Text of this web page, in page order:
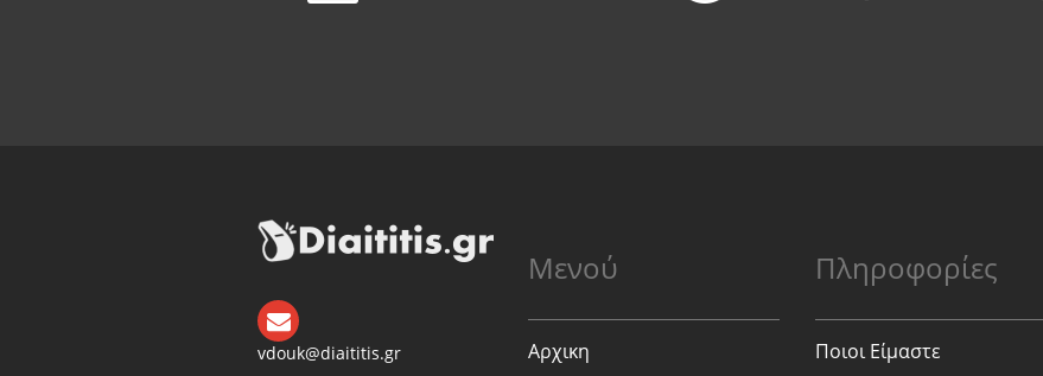
vdouk@diaititis.gr
Μενού
Αρχικη
Πληροφορίες
Ποιοι Είμαστε